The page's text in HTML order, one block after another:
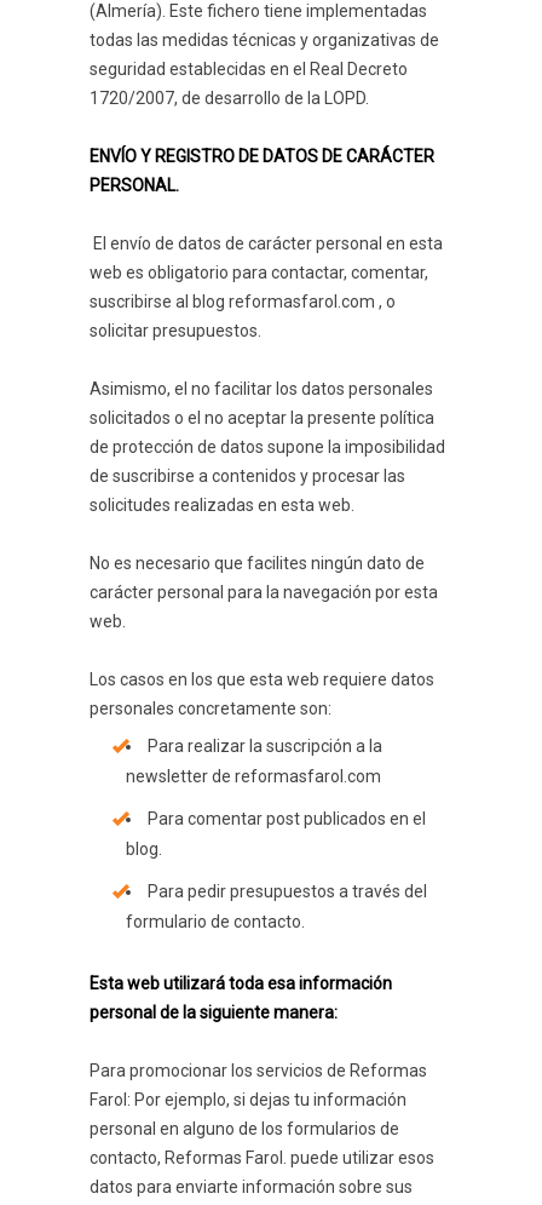
(Almería). Este fichero tiene implementadas
todas las medidas técnicas y organizativas de
seguridad establecidas en el Real Decreto
1720/2007, de desarrollo de la LOPD.
ENVÍO Y REGISTRO DE DATOS DE CARÁCTER
PERSONAL.
El envío de datos de carácter personal en esta
web es obligatorio para contactar, comentar,
suscribirse al blog reformasfarol.com , o
solicitar presupuestos.
Asimismo, el no facilitar los datos personales
solicitados o el no aceptar la presente política
de protección de datos supone la imposibilidad
de suscribirse a contenidos y procesar las
solicitudes realizadas en esta web.
No es necesario que facilites ningún dato de
carácter personal para la navegación por esta
web.
Los casos en los que esta web requiere datos
personales concretamente son:
Para realizar la suscripción a la
newsletter de reformasfarol.com
Para comentar post publicados en el
blog.
Para pedir presupuestos a través del
formulario de contacto.
Esta web utilizará toda esa información
personal de la siguiente manera:
Para promocionar los servicios de Reformas
Farol: Por ejemplo, si dejas tu información
personal en alguno de los formularios de
contacto, Reformas Farol. puede utilizar esos
datos para enviarte información sobre sus